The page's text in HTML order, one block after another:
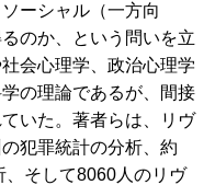
ーシャル（一方向
のか、という問いを立
会心理学、政治心理学
の理論であるが、間接
いた。著者らは、リヴ
犯罪統計の分析、約
そして8060人のリヴ